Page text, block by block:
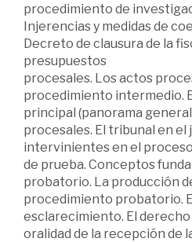
procedimiento de
Injerencias y medidas de
Decreto de clausura de la
presupuestos
procesales. Los actos
procedimiento intermedio.
principal (panorama
procesales. El tribunal en el
intervinientes en el
de prueba. Conceptos
probatorio. La producción
procedimiento probatorio.
esclarecimiento. El
oralidad de la recepción de